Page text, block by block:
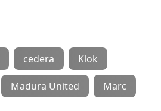
cedera Klok
Madura United Marc